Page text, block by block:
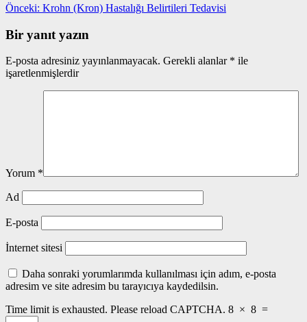
Yazı
gezinmesi
Önceki: Önceki
Krohn (Kron) Hastalığı Belirtileri Tedavisi
Bir yanıt yazın
E-posta adresiniz yayınlanmayacak. Gerekli alanlar * ile
işaretlenmişlerdir
Yorum *
Ad
E-posta
İnternet sitesi
Daha sonraki yorumlarımda kullanılması için adım, e-posta
adresim ve site adresim bu tarayıcıya kaydedilsin.
Time limit is exhausted. Please reload CAPTCHA. 8 × 8 =